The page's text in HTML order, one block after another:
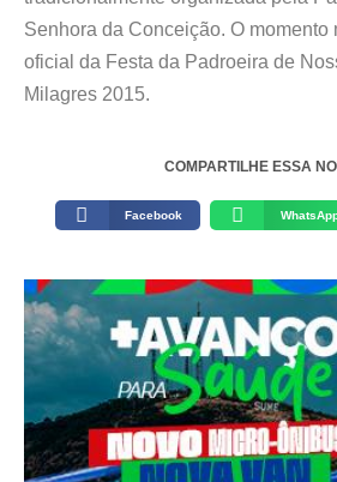
Senhora da Conceição. O momento
oficial da Festa da Padroeira de
Milagres 2015.
COMPARTILHE ESSA
Facebook